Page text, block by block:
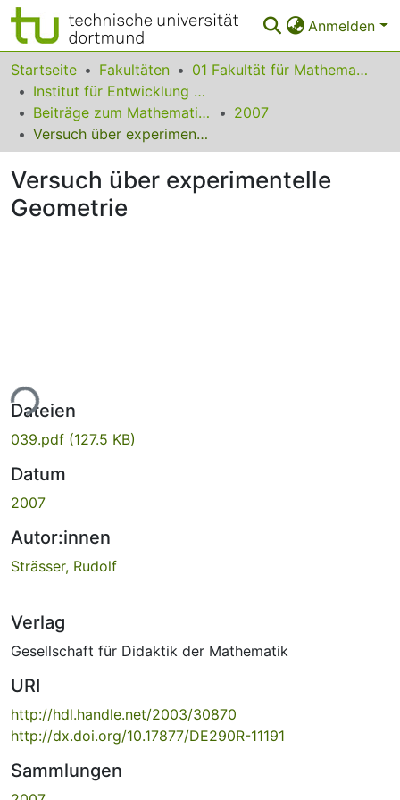
Anmelden
Bereiche & Sammlungen
Das gesamte Repositorium
Statistiken
FAQ
Leitlinien
Startseite Fakultäten
01 Fakultät für Mathematik
Institut für Entwicklung und Erforschung des Mathematikunterrichts
Beiträge zum Mathematikunterricht
2007
Versuch über experimentelle Geometrie
Versuch über experimentelle
Geometrie
Dateien
039.pdf (127.5 KB)
Datum
2007
Autor:innen
Strässer, Rudolf
Verlag
Gesellschaft für Didaktik der Mathematik
URI
http://hdl.handle.net/2003/30870
http://dx.doi.org/10.17877/DE290R-11191
Sammlungen